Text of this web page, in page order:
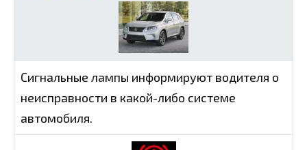
Сигнальные лампы информируют водителя о
неисправности в какой-либо системе
автомобиля.